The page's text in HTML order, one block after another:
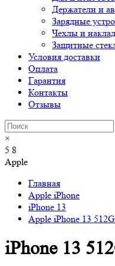
Держатели и
Зарядные
Чехлы и
Защитные
Условия доставки
Оплата
Гарантия
Контакты
Отзывы
×
5 8
Apple
Главная
Apple iPhone
iPhone 13
Apple iPhone 13
iPhone 13